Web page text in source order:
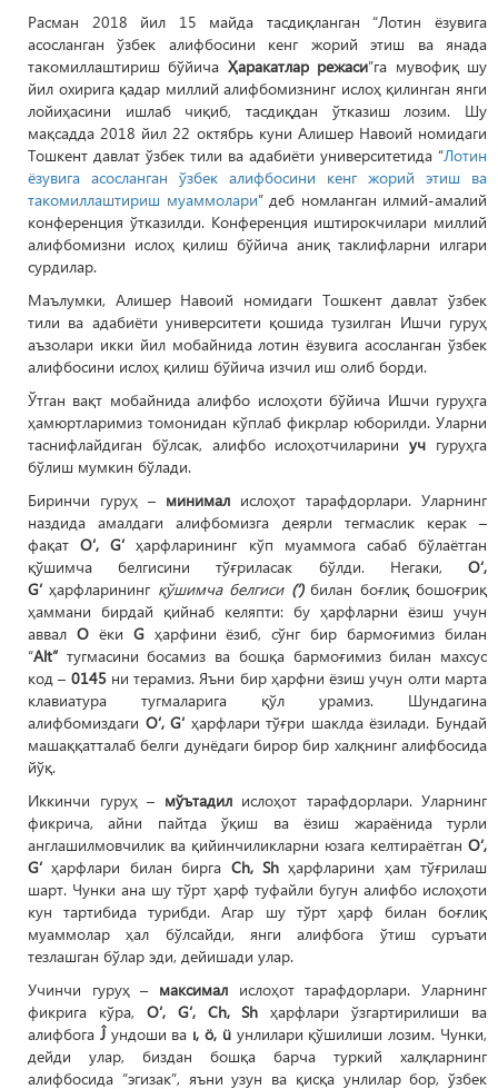
Расман 2018 йил 15 майда тасдиқланган “Лотин ёзувига
асосланган ўзбек алифбосини кенг жорий этиш ва янада
такомиллаштириш бўйича Ҳаракатлар режаси”га мувофиқ шу
йил охирига қадар миллий алифбомизнинг ислоҳ қилинган янги
лойиҳасини ишлаб чиқиб, тасдиқдан ўтказиш лозим. Шу
мақсадда 2018 йил 22 октябрь куни Алишер Навоий номидаги
Тошкент давлат ўзбек тили ва адабиёти университетида “Лотин
ёзувига асосланган ўзбек алифбосини кенг жорий этиш ва
такомиллаштириш муаммолари” деб номланган илмий-амалий
конференция ўтказилди. Конференция иштирокчилари миллий
алифбомизни ислоҳ қилиш бўйича аниқ таклифларни илгари
сурдилар.
Маълумки, Алишер Навоий номидаги Тошкент давлат ўзбек
тили ва адабиёти университети қошида тузилган Ишчи гуруҳ
аъзолари икки йил мобайнида лотин ёзувига асосланган ўзбек
алифбосини ислоҳ қилиш бўйича изчил иш олиб борди.
Ўтган вақт мобайнида алифбо ислоҳоти бўйича Ишчи гуруҳга
ҳамюртларимиз томонидан кўплаб фикрлар юборилди. Уларни
таснифлайдиган бўлсак, алифбо ислоҳотчилариниуч гуруҳга
бўлиш мумкин бўлади.
Биринчи гуруҳ – минимал ислоҳот тарафдорлари. Уларнинг
наздида амалдаги алифбомизга деярли тегмаслик керак –
фақатO‘, G‘ҳарфларининг кўп муаммога сабаб бўлаётган
қўшимча белгисини тўғриласак бўлди. Негаки, O‘,
G‘ҳарфларининг қўшимча белгиси (‘)билан боғлиқ бошоғриқ
ҳаммани бирдай қийнаб келяпти: бу ҳарфларни ёзиш учун
аввал Oёки Gҳарфини ёзиб, сўнг бир бармоғимиз билан
“Alt” тугмасини босамиз ва бошқа бармоғимиз билан махсус
код – 0145ни терамиз. Яъни бир ҳарфни ёзиш учун олти марта
клавиатура тугмаларига қўл урамиз. Шундагина
алифбомиздаги O‘, G‘ ҳарфлари тўғри шаклда ёзилади. Бундай
машаққатталаб белги дунёдаги бирор бир халқнинг алифбосида
йўқ.
Иккинчи гуруҳ – мўътадилислоҳот тарафдорлари. Уларнинг
фикрича, айни пайтда ўқиш ва ёзиш жараёнида турли
англашилмовчилик ва қийинчиликларни юзага келтираётган O‘,
G‘ҳарфлари билан бирга Ch, Shҳарфларини ҳам тўғрилаш
шарт. Чунки ана шу тўрт ҳарф туфайли бугун алифбо ислоҳоти
кун тартибида турибди. Агар шу тўрт ҳарф билан боғлиқ
муаммолар ҳал бўлсайди, янги алифбога ўтиш суръати
тезлашган бўлар эди, дейишади улар.
Учинчи гуруҳ – максимал ислоҳот тарафдорлари. Уларнинг
фикрига кўра, O‘, G‘, Ch, Sh ҳарфлари ўзгартирилиши ва
алифбога Ĵ ундоши ва ı, ö, ü унлилари қўшилиши лозим. Чунки,
дейди улар, биздан бошқа барча туркий халқларнинг
алифбосида “эгизак”, яъни узун ва қисқа унлилар бор, ўзбек